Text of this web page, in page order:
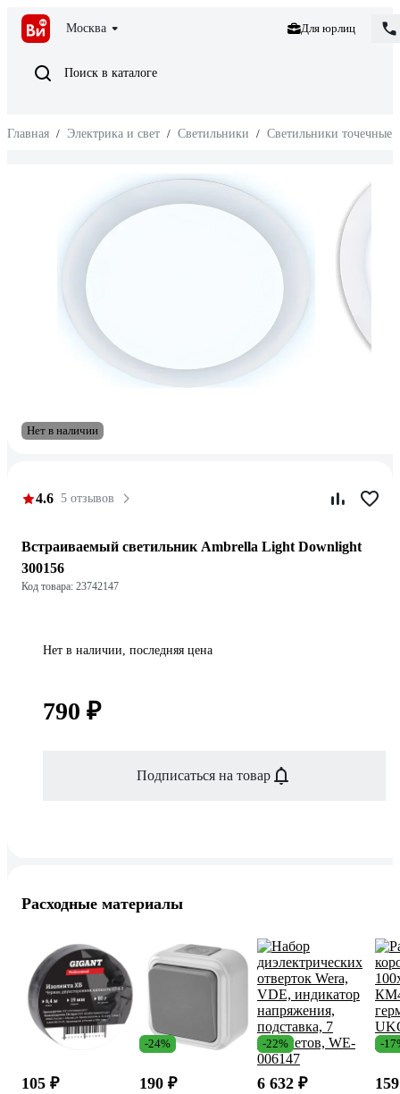
Москва Для юрлиц
Поиск в каталоге
Главная / Электрика и свет / Светильники / Светильники точечные
Нет в наличии
4.6 5 отзывов
Встраиваемый светильник Ambrella Light Downlight
300156
Код товара: 23742147
Нет в наличии, последняя цена
790 ₽
Подписаться на товар
Расходные материалы
105 ₽
-24%
190 ₽
-22%
6 632 ₽
-